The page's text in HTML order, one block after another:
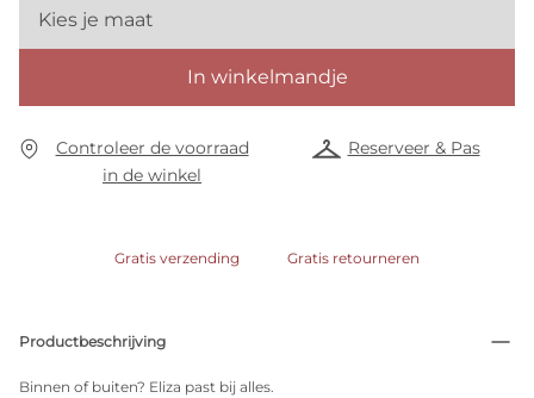
Kies je maat
In winkelmandje
Controleer de voorraad
in de winkel
Reserveer & Pas
Gratis verzending Gratis retourneren
Productbeschrijving
Binnen of buiten? Eliza past bij alles.